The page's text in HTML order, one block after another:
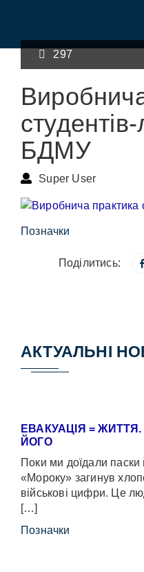
297
БДМУ
Super User
Позначки
Поділитись:
АКТУАЛЬНІ
ЕВАКУАЦІЯ =
ЙОГО
Поки ми доїдали
«Мороку» загинув
військові цифри. Це
[…]
Позначки